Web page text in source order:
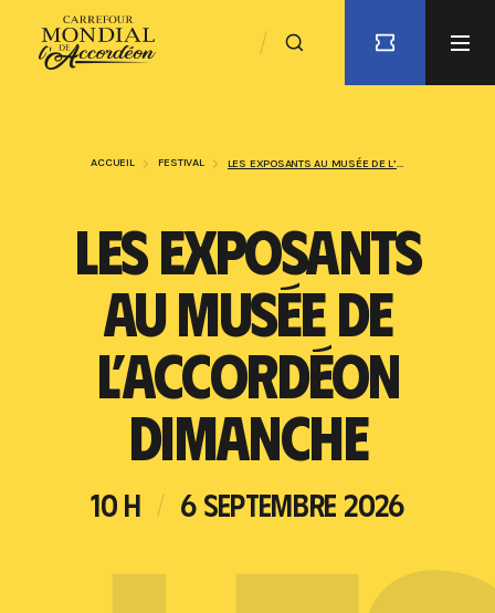
ACCUEIL FESTIVAL
LES EXPOSANTS
AU MUSÉE DE
L’ACCORDÉON
DIMANCHE
10 H 6 SEPTEMBRE 2026